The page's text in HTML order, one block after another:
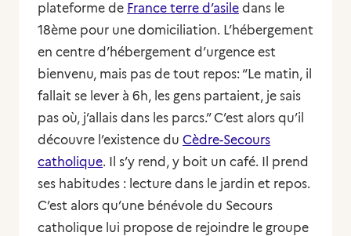
plateforme de France terre d’asile dans le
18ème pour une domiciliation. L’hébergement
en centre d’hébergement d’urgence est
bienvenu, mais pas de tout repos: “Le matin, il
fallait se lever à 6h, les gens partaient, je sais
pas où, j’allais dans les parcs.” C’est alors qu’il
découvre l’existence du Cèdre-Secours
catholique. Il s’y rend, y boit un café. Il prend
ses habitudes : lecture dans le jardin et repos.
C’est alors qu’une bénévole du Secours
catholique lui propose de rejoindre le groupe